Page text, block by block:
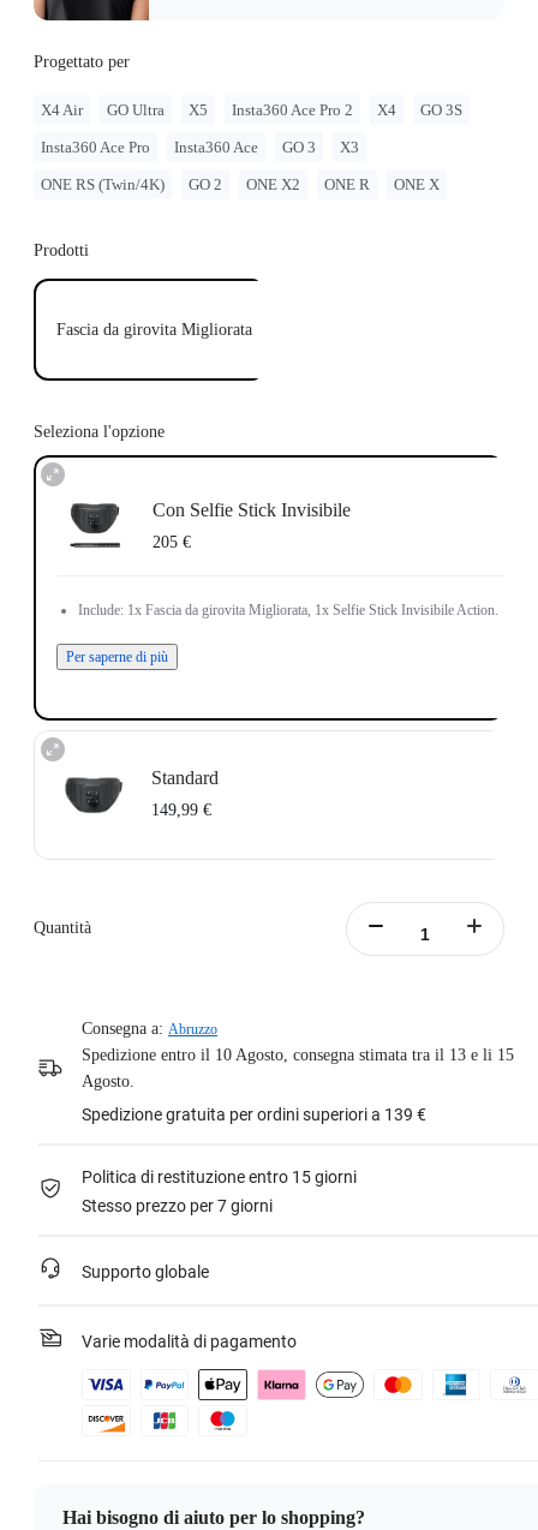
Progettato per
X4 Air GO Ultra X5 Insta360 Ace Pro 2 X4 GO 3S
Insta360 Ace Pro Insta360 Ace GO 3 X3
ONE RS (Twin/4K) GO 2 ONE X2 ONE R ONE X
Prodotti
Fascia da girovita Migliorata
Seleziona l'opzione
Con Selfie Stick Invisibile
205 €
Include: 1x Fascia da girovita Migliorata, 1x Selfie Stick Invisibile Action.
Per saperne di più
Standard
149,99 €
Dimensioni della fascia (estesa): 145x15x8cm.
Quantità
Consegna a: Abruzzo
Spedizione entro il 10 Agosto, consegna stimata tra il 13 e li 15
Agosto.
Spedizione gratuita per ordini superiori a 139 €
Politica di restituzione entro 15 giorni
Stesso prezzo per 7 giorni
Supporto globale
Varie modalità di pagamento
Hai bisogno di aiuto per lo shopping?